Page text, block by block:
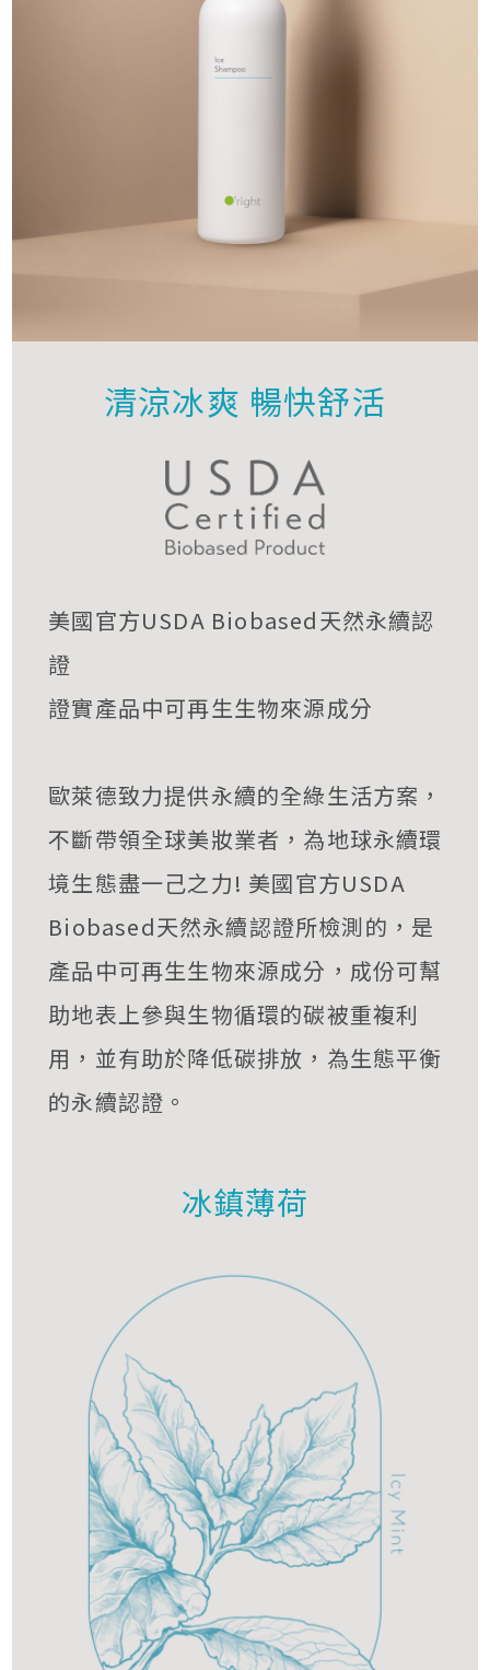
清涼冰爽 暢快舒活
美國官方USDA Biobased天然永續認
證
證實產品中可再生生物來源成分
歐萊德致力提供永續的全綠生活方案，
不斷帶領全球美妝業者，為地球永續環
境生態盡一己之力! 美國官方USDA
Biobased天然永續認證所檢測的，是
產品中可再生生物來源成分，成份可幫
助地表上參與生物循環的碳被重複利
用，並有助於降低碳排放，為生態平衡
的永續認證。
冰鎮薄荷